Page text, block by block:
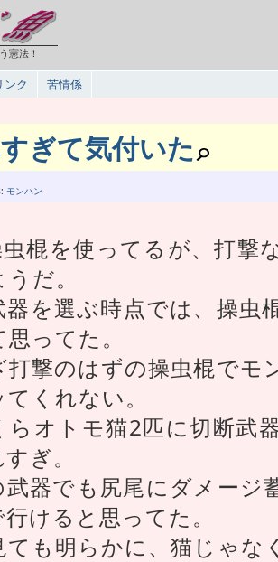
憲法！
ンク 苦情係
ぎて気付いた
モンハン
棍を使ってるが、打撃
だ。
器を選ぶ時点では、操虫
ってた。
打撃のはずの操虫棍でモ
くれない。
らオトモ猫2匹に切断武
ぎ。
器でも尻尾にダメージ
けると思ってた。
ても明らかに、猫じゃな